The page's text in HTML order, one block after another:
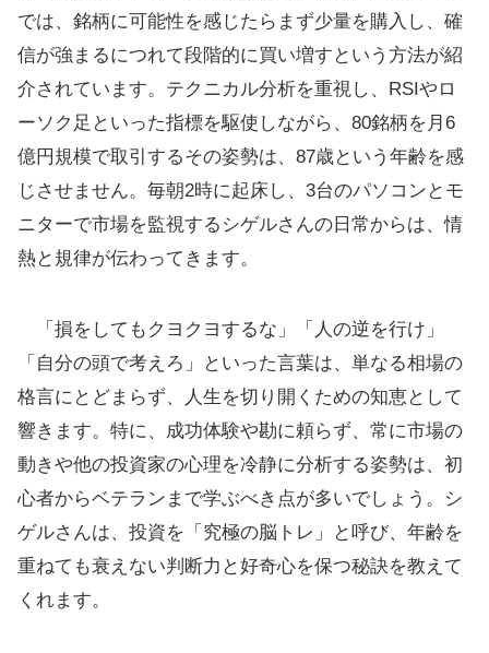
では、銘柄に可能性を感じたらまず少量を購入し、確
信が強まるにつれて段階的に買い増すという方法が紹
介されています。テクニカル分析を重視し、RSIやロ
ーソク足といった指標を駆使しながら、80銘柄を月6
億円規模で取引するその姿勢は、87歳という年齢を感
じさせません。毎朝2時に起床し、3台のパソコンとモ
ニターで市場を監視するシゲルさんの日常からは、情
熱と規律が伝わってきます。
「損をしてもクヨクヨするな」「人の逆を行け」
「自分の頭で考えろ」といった言葉は、単なる相場の
格言にとどまらず、人生を切り開くための知恵として
響きます。特に、成功体験や勘に頼らず、常に市場の
動きや他の投資家の心理を冷静に分析する姿勢は、初
心者からベテランまで学ぶべき点が多いでしょう。シ
ゲルさんは、投資を「究極の脳トレ」と呼び、年齢を
重ねても衰えない判断力と好奇心を保つ秘訣を教えて
くれます。